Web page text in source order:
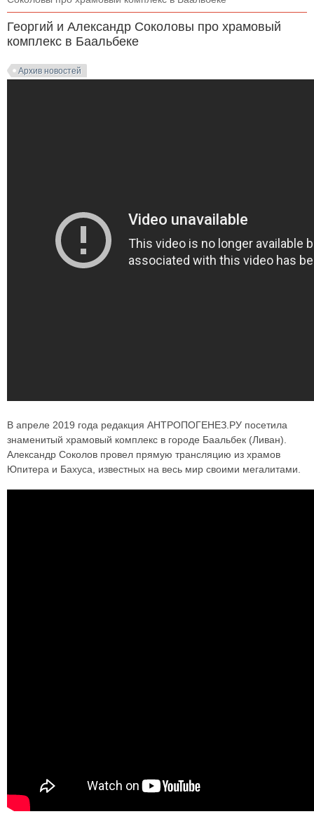
Георгий и Александр Соколовы про храмовый
комплекс в Баальбеке
Архив новостей
В апреле 2019 года редакция АНТРОПОГЕНЕЗ.РУ посетила
знаменитый храмовый комплекс в городе Баальбек (Ливан).
Александр Соколов провел прямую трансляцию из храмов
Юпитера и Бахуса, известных на весь мир своими мегалитами.